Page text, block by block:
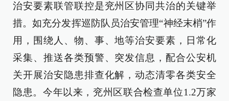
治安要素联管联控是兖州区协同共治的关键举
措。如充分发挥巡防队员治安管理“神经末梢”作
用，围绕人、物、事、地等治安要素，日常化
采集、推送各类预警、突发信息，配合公安机
关开展治安隐患排查化解，动态清零各类安全
隐患。今年以来，兖州区联合检查单位1.2万家